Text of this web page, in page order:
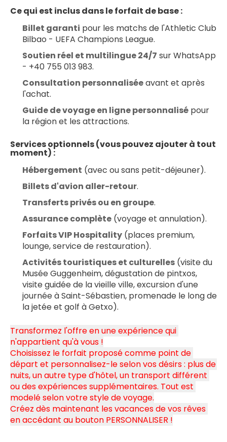
Ce qui est inclus dans le forfait de base :
Billet garanti pour les matchs de l'Athletic Club
Bilbao - UEFA Champions League.
Soutien réel et multilingue 24/7 sur WhatsApp
- +40 755 013 983.
Consultation personnalisée avant et après
l'achat.
Guide de voyage en ligne personnalisé pour
la région et les attractions.
Services optionnels (vous pouvez ajouter à tout
moment) :
Hébergement (avec ou sans petit-déjeuner).
Billets d'avion aller-retour.
Transferts privés ou en groupe.
Assurance complète (voyage et annulation).
Forfaits VIP Hospitality (places premium,
lounge, service de restauration).
Activités touristiques et culturelles (visite du
Musée Guggenheim, dégustation de pintxos,
visite guidée de la vieille ville, excursion d'une
journée à Saint-Sébastien, promenade le long de
la jetée et golf à Getxo).
Transformez l'offre en une expérience qui
n'appartient qu'à vous !
Choisissez le forfait proposé comme point de
départ et personnalisez-le selon vos désirs : plus de
nuits, un autre type d'hôtel, un transport différent
ou des expériences supplémentaires. Tout est
modelé selon votre style de voyage.
Créez dès maintenant les vacances de vos rêves
en accédant au bouton PERSONNALISER !